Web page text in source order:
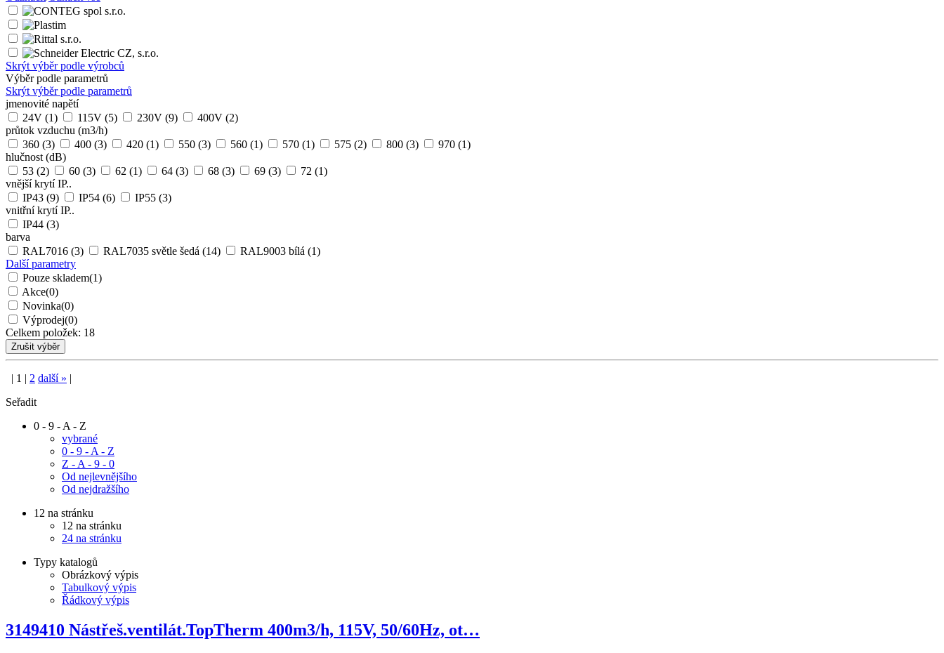
Skrýt výběr podle výrobců
Výběr podle parametrů
Skrýt výběr podle parametrů
jmenovité napětí
24V (1) 115V (5) 230V (9) 400V (2)
průtok vzduchu (m3/h)
360 (3) 400 (3) 420 (1) 550 (3) 560 (1) 570 (1) 575 (2) 800 (3) 970 (1)
hlučnost (dB)
53 (2) 60 (3) 62 (1) 64 (3) 68 (3) 69 (3) 72 (1)
vnější krytí IP..
IP43 (9) IP54 (6) IP55 (3)
vnitřní krytí IP..
IP44 (3)
barva
RAL7016 (3) RAL7035 světle šedá (14) RAL9003 bílá (1)
Další parametry
Pouze skladem(1)
Akce(0)
Novinka(0)
Výprodej(0)
Celkem položek: 18
1 2 další »
Seřadit
0 - 9 - A - Z
vybrané
0 - 9 - A - Z
Z - A - 9 - 0
Od nejlevnějšího
Od nejdražšího
12 na stránku
12 na stránku
24 na stránku
Typy katalogů
Obrázkový výpis
Tabulkový výpis
Řádkový výpis
3149410 Nástřeš.ventilát.TopTherm 400m3/h, 115V, 50/60Hz, ot…